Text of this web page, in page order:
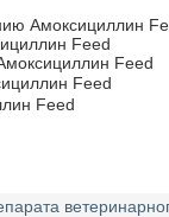
Амоксициллин
Feed
Feed
Feed
Feed